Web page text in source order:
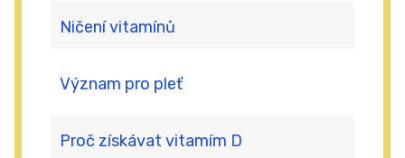
Ničení vitamínů
Význam pro pleť
Proč získávat vitamím D